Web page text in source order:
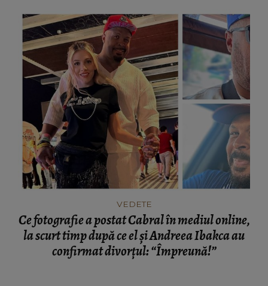
VEDETE
Ce fotografie a postat Cabral în mediul online,
la scurt timp după ce el și Andreea Ibakca au
confirmat divorțul: “Împreună!”